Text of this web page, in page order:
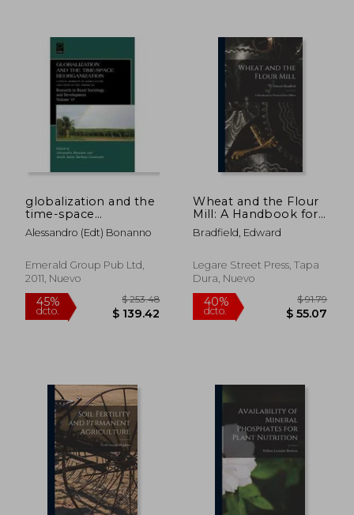
40%
dcto. $ 34.66
40%
dcto.
globalization and the
time-space
reorganization,capital
mobility in agriculture
americas
Alessandro (edt) Bonanno
Emerald Group Pub Ltd,
2011, Nuevo
Wheat and the Flour
Mill: A Handbook for
Practical Flour Millers
(en Inglés)
Bradfield, Edward
Legare Street Press, Tapa
Dura, Nuevo